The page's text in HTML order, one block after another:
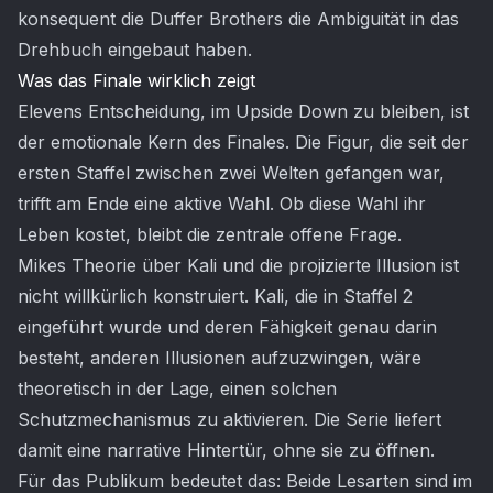
konsequent die Duffer Brothers die Ambiguität in das
Drehbuch eingebaut haben.
Was das Finale wirklich zeigt
Elevens Entscheidung, im Upside Down zu bleiben, ist
der emotionale Kern des Finales. Die Figur, die seit der
ersten Staffel zwischen zwei Welten gefangen war,
trifft am Ende eine aktive Wahl. Ob diese Wahl ihr
Leben kostet, bleibt die zentrale offene Frage.
Mikes Theorie über Kali und die projizierte Illusion ist
nicht willkürlich konstruiert. Kali, die in Staffel 2
eingeführt wurde und deren Fähigkeit genau darin
besteht, anderen Illusionen aufzuzwingen, wäre
theoretisch in der Lage, einen solchen
Schutzmechanismus zu aktivieren. Die Serie liefert
damit eine narrative Hintertür, ohne sie zu öffnen.
Für das Publikum bedeutet das: Beide Lesarten sind im